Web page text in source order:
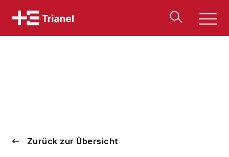
Men
Zurück zur Übersicht